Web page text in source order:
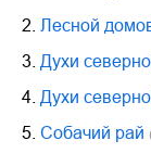
2. Лесной
3. Духи
4. Духи
5. Собачий рай